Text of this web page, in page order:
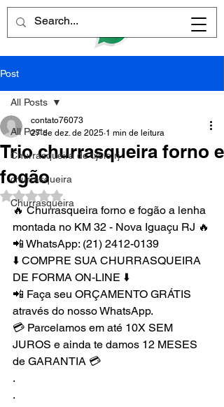
Post
All Posts
Churrasqueira de tijolo rj
churrasqueira
Churrasqueira
All Posts
Trio churrasqueira forno e
fogão
contato76073
27 de dez. de 2025 1 min de leitura
Avaliado com NaN de 5 estrelas.
🔥 Churrasqueira forno e fogão a lenha
montada no KM 32 - Nova Iguaçu RJ 🔥
📲 WhatsApp: (21) 2412-0139
⬇️ COMPRE SUA CHURRASQUEIRA
DE FORMA ON-LINE ⬇️
📲 Faça seu ORÇAMENTO GRÁTIS
através do nosso WhatsApp.
💳 Parcelamos em até 10X SEM
JUROS e ainda te damos 12 MESES
de GARANTIA 💳
.
.